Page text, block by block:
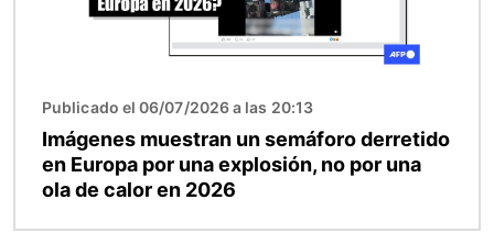
Publicado el 06/07/2026 a las 20:13
Imágenes muestran un semáforo derretido
en Europa por una explosión, no por una
ola de calor en 2026